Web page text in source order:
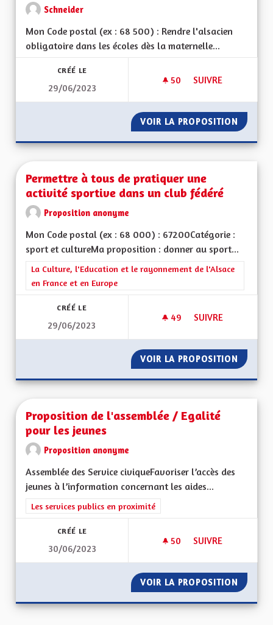
Schneider
Mon Code postal (ex : 68 500) : Rendre l'alsacien
obligatoire dans les écoles dès la maternelle...
CRÉÉ LE
29/06/2023
50 50 ABONNÉS
SUIVRE
VOIR LA PROPOSITION
Permettre à tous de pratiquer une
activité sportive dans un club fédéré
Proposition anonyme
Mon Code postal (ex : 68 000) : 67200Catégorie :
sport et cultureMa proposition : donner au sport...
Filtrer les résultats de la catégorie : La Culture, l'Education et
La Culture, l'Education et le rayonnement de l'Alsace
en France et en Europe
CRÉÉ LE
29/06/2023
49 49 ABONNÉS
SUIVRE
VOIR LA PROPOSITION
Proposition de l'assemblée / Egalité
pour les jeunes
Proposition anonyme
Assemblée des Service civiqueFavoriser l’accès des
jeunes à l’information concernant les aides...
Filtrer les résultats de la catégorie : Les services publics en
Les services publics en proximité
CRÉÉ LE
30/06/2023
50 50 ABONNÉS
SUIVRE
VOIR LA PROPOSITION